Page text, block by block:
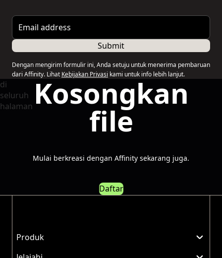
Email address
Submit
Dengan mengirim formulir ini, Anda setuju untuk menerima pembaruan
dari Affinity. Lihat Kebijakan Privasi kami untuk info lebih lanjut.
Kosongkan
file
Mulai berkreasi dengan Affinity sekarang juga.
Daftar
Produk